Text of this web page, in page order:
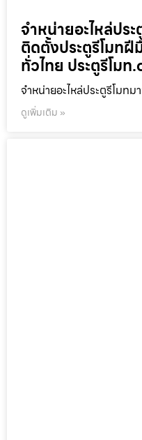
จำหน่ายอะไหล่ปร
ติดตั้งประตูรีโมทฝี
ทั่วไทย ประตูรีโมท
จำหน่ายอะไหล่ประตูรีโมท
ดูเพิ่มเติม »